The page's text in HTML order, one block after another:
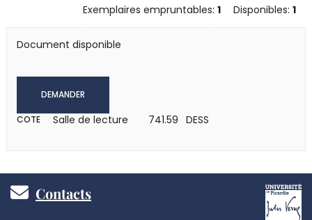
Exemplaires empruntables:1 Disponibles:1
Document disponible
DEMANDER
COTE Salle de lecture 741.59 DESS
PiedContacts